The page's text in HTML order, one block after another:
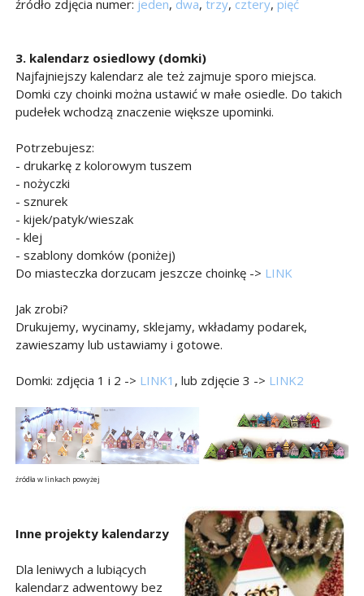
źródło zdjęcia numer: jeden, dwa, trzy, cztery, pięć
3. kalendarz osiedlowy (domki)
Najfajniejszy kalendarz ale też zajmuje sporo miejsca.
Domki czy choinki można ustawić w małe osiedle. Do takich
pudełek wchodzą znaczenie większe upominki.
Potrzebujesz:
- drukarkę z kolorowym tuszem
- nożyczki
- sznurek
- kijek/patyk/wieszak
- klej
- szablony domków (poniżej)
Do miasteczka dorzucam jeszcze choinkę -> LINK
Jak zrobi?
Drukujemy, wycinamy, sklejamy, wkładamy podarek,
zawieszamy lub ustawiamy i gotowe.
Domki: zdjęcia 1 i 2 -> LINK1 , lub zdjęcie 3 -> LINK2
źródła w linkach powyżej
Inne projekty kalendarzy
Dla leniwych a lubiących
kalendarz adwentowy bez